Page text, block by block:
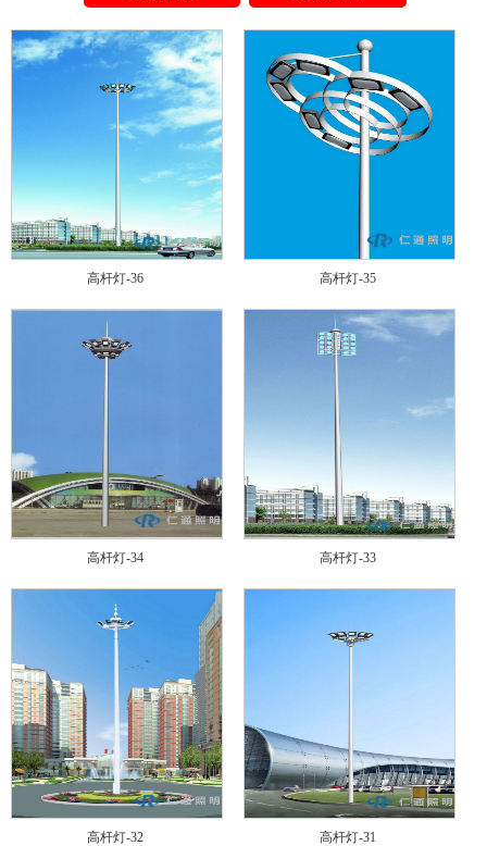
高杆灯-36 高杆灯-35
高杆灯-34 高杆灯-33
高杆灯-32 高杆灯-31